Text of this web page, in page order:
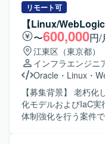
します。 ・事業やサ
ルや役割の拡張にも
す。 【ポジションの魅力】 ・運用中および新規開発中の複
数の大型ゲームタイ
様な開発フェーズや
ができます。 ・SRE
のインフラ設計・構
パフォーマンス向上
・組織として新たな
きな裁量を持ち、長
いただきます。ログ
立案と実装を実施し
断と対策、アクセス
知および通知体制の
保守の引き継ぎとし
管や運用ドキュメン
ます。 【求める人物像】 セキュリティ分野に強い関心を持
ち、主体的に課題を
ける方を求めていま
ント対応や運用標準
リモート可
【Linux/
〜600,000円/
江東区（東京都）
インフラエンジニ
Oracle ・ Linux ・
【募集背景】 老朽
化モデルおよびIaC
体制強化を行う案件です。 【作業内容】 老朽化